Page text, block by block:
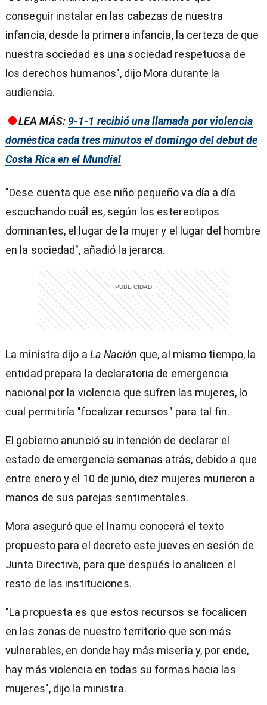
conseguir instalar en las cabezas de nuestra
infancia, desde la primera infancia, la certeza de que
nuestra sociedad es una sociedad respetuosa de
los derechos humanos", dijo Mora durante la
audiencia.
LEA MÁS: 9-1-1 recibió una llamada por violencia
doméstica cada tres minutos el domingo del debut de
Costa Rica en el Mundial
"Dese cuenta que ese niño pequeño va día a día
escuchando cuál es, según los estereotipos
dominantes, el lugar de la mujer y el lugar del hombre
en la sociedad", añadió la jerarca.
La ministra dijo a La Nación que, al mismo tiempo, la
entidad prepara la declaratoria de emergencia
nacional por la violencia que sufren las mujeres, lo
cual permitiría "focalizar recursos" para tal fin.
El gobierno anunció su intención de declarar el
estado de emergencia semanas atrás, debido a que
entre enero y el 10 de junio, diez mujeres murieron a
manos de sus parejas sentimentales.
Mora aseguró que el Inamu conocerá el texto
propuesto para el decreto este jueves en sesión de
Junta Directiva, para que después lo analicen el
resto de las instituciones.
"La propuesta es que estos recursos se focalicen
en las zonas de nuestro territorio que son más
vulnerables, en donde hay más miseria y, por ende,
hay más violencia en todas su formas hacia las
mujeres", dijo la ministra.